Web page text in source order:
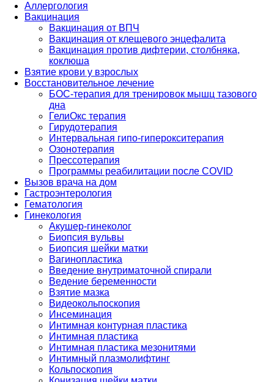
Аллергология
Вакцинация
Вакцинация от ВПЧ
Вакцинация от клещевого энцефалита
Вакцинация против дифтерии, столбняка,
коклюша
Взятие крови у взрослых
Восстановительное лечение
БОС-терапия для тренировок мышц тазового
дна
ГелиОкс терапия
Гирудотерапия
Интервальная гипо-гиперокситерапия
Озонотерапия
Прессотерапия
Программы реабилитации после СOVID
Вызов врача на дом
Гастроэнтерология
Гематология
Гинекология
Акушер-гинеколог
Биопсия вульвы
Биопсия шейки матки
Вагинопластика
Введение внутриматочной спирали
Ведение беременности
Взятие мазка
Видеокольпоскопия
Инсеминация
Интимная контурная пластика
Интимная пластика
Интимная пластика мезонитями
Интимный плазмолифтинг
Кольпоскопия